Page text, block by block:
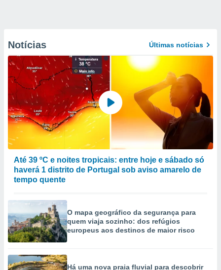
Notícias Últimas notícias
Até 39 ºC e noites tropicais: entre hoje e sábado só
haverá 1 distrito de Portugal sob aviso amarelo de
tempo quente
O mapa geográfico da segurança para
quem viaja sozinho: dos refúgios
europeus aos destinos de maior risco
Há uma nova praia fluvial para descobrir